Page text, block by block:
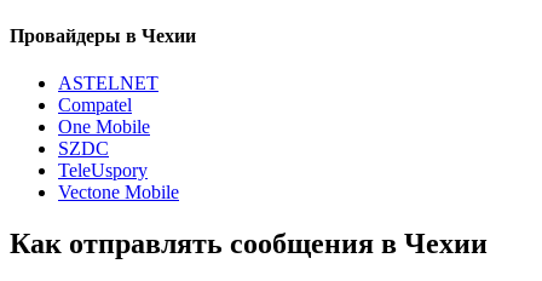
Провайдеры в Чехии
ASTELNET
Compatel
One Mobile
SZDC
TeleUspory
Vectone Mobile
Как отправлять сообщения в Чехии